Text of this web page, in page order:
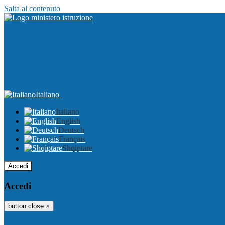
Salta al contenuto
Italiano
Italiano
English
Deutsch
Français
Shqiptare
Accedi
Accedi
button close ×